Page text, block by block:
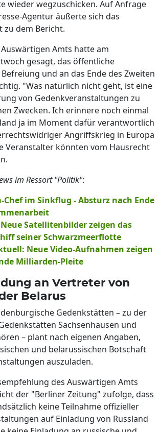
wieder wegzuschicken. Auf Anfrage
Agentur äußerte sich das
dem Bericht.
Amts hatte am
gesagt, das öffentliche
und an das Ende des Zweiten
"Was natürlich nicht geht, ist eine
von Gedenkveranstaltungen zu
Zwecken. Ich erinnere noch einmal
ja im Moment dafür verantwortlich
Angriffskrieg in Europa
Veranstalter könnten vom Hausrecht
im Ressort "Politik":
Chef im Sinkflug - Absturz nach Ende
Satellitenbilder zeigen das
seiner Schwarzmeerflotte
Neue Video-Aufnahmen zeigen
Milliarden-Pleite
an Vertreter von
Belarus
Gedenkstätten – zu der
Sachsenhausen und
– plant nach eigenen Angaben,
und belarussischen Botschaft
auszuladen.
des Auswärtigen Amts
der "Berliner Zeitung" zufolge, dass
keine Teilnahme offizieller
auf Einladung von Russland